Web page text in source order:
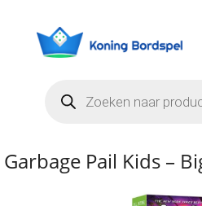
zoeken
Garbage Pail Kids –